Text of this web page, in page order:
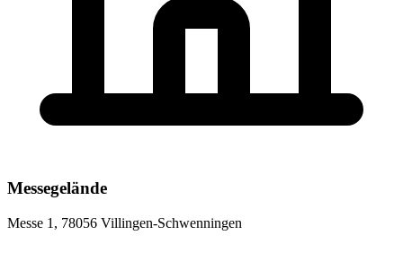
Messegelände
Messe 1, 78056 Villingen-Schwenningen